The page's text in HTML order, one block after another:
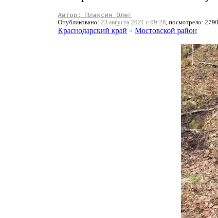
Автор: Плаксин Олег
Опубликовано: 23 августа 2021 г. 09:28, посмотрело: 2790
Краснодарский край » Мостовской район